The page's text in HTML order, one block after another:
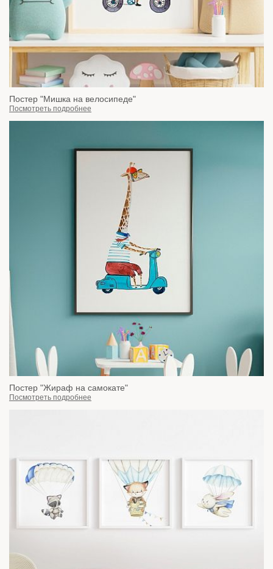
Постер "Мишка на велосипеде"
Посмотреть подробнее
Постер "Жираф на самокате"
Посмотреть подробнее